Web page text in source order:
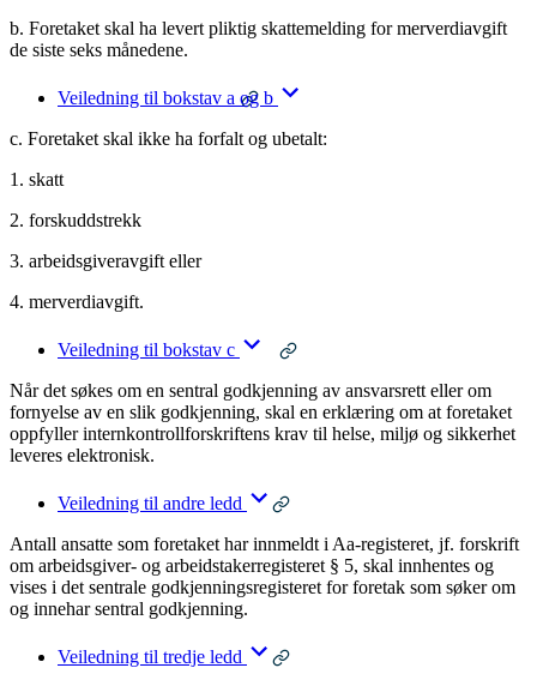
b. Foretaket skal ha levert pliktig skattemelding for merverdiavgift
de siste seks månedene.
Veiledning til bokstav a og b
c. Foretaket skal ikke ha forfalt og ubetalt:
1. skatt
2. forskuddstrekk
3. arbeidsgiveravgift eller
4. merverdiavgift.
Veiledning til bokstav c
Når det søkes om en sentral godkjenning av ansvarsrett eller om
fornyelse av en slik godkjenning, skal en erklæring om at foretaket
oppfyller internkontrollforskriftens krav til helse, miljø og sikkerhet
leveres elektronisk.
Veiledning til andre ledd
Antall ansatte som foretaket har innmeldt i Aa-registeret, jf. forskrift
om arbeidsgiver- og arbeidstakerregisteret § 5, skal innhentes og
vises i det sentrale godkjenningsregisteret for foretak som søker om
og innehar sentral godkjenning.
Veiledning til tredje ledd